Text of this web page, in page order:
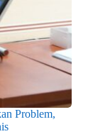
Problem,